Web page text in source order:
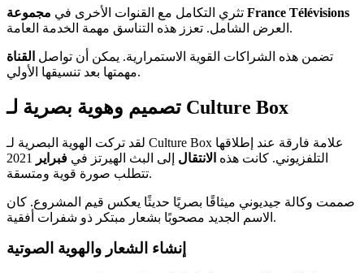
تثري التكامل مع القنوات الأخرى في مجموعة
France Télévisions
العرض الشامل. تعزز هذه التناسق مهمة الخدمة العامة.
تضمن هذه الشراكات القوية الاستمرارية. يمكن أن تواصل القناة
مهمتها بعد تنسيقها الأولي.
تصميم وهوية بصرية لـ Culture Box
لقد تركت الهوية البصرية لـ Culture Box علامة فارقة عند إطلاقها
التلفزيوني. كانت هذه الانتقال إلى البث الهيرتز في فبراير
2021
تتطلب صورة قوية ومتسقة.
صممت وكالة جيديوني ميثاقًا بصريًا حديثًا يعكس قيم المشروع. كان
الاسم الجديد مصحوبًا بشعار مبتكر ذو شفرات أفقية.
إنشاء الشعار والهوية الصوتية